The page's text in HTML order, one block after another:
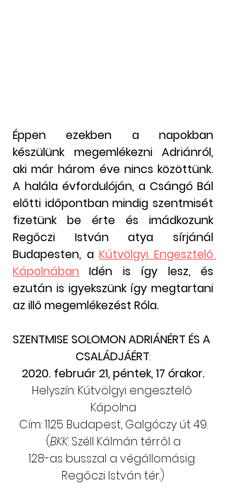
Éppen ezekben a napokban
készülünk megemlékezni Adriánról,
aki már három éve nincs közöttünk.
A halála évfordulóján, a Csángó Bál
előtti időpontban mindig szentmisét
fizetünk be érte és imádkozunk
Regőczi István atya sírjánál
Budapesten, a Kútvölgyi Engesztelő
Kápolnában Idén is így lesz, és
ezután is igyekszünk így megtartani
az illő megemlékezést Róla.
SZENTMISE SOLOMON ADRIÁNÉRT ÉS A
CSALÁDJÁÉRT:
2020. február 21, péntek, 17 órakor.
Helyszín: Kútvölgyi engesztelő
Kápolna
Cím: 1125 Budapest, Galgóczy út 49.
(BKK: Széll Kálmán térről a
128-as busszal a végállomásig:
Regőczi István tér.)